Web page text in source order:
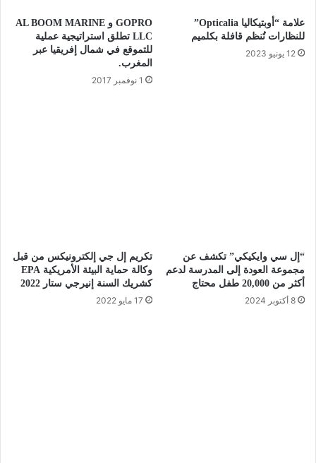
علامة “أوبتيكاليا Opticalia”
للنظارات تُنظم قافلة بكلميم
12 يونيو 2023
GOPRO و AL BOOM MARINE
LLC تطلق استراتيجية عملية
للتموقع في شمال إفريقيا عبر
المغرب.
1 نوفمبر 2017
“إل سي وايكيكي” تكشف عن
مجموعة العودة إلى المدرسة لدعم
أكثر من 20,000 طفل محتاج
8 أكتوبر 2024
تكريم إل جي إلكترونيكس من قبل
وكالة حماية البيئة الأمريكية EPA
كشريك السنة إنيرجي ستار 2022
17 مايو 2022